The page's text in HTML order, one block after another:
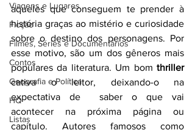
Viagens e Lugares
Ficção
Filmes, Séries e Documentários
Contos
Geografia e Política
HQ
Listas
aqueles que conseguem te prender à
história graças ao mistério e curiosidade
sobre o destino dos personagens. Por
esse motivo, são um dos gêneros mais
populares da literatura. Um bom thriller
cativa o leitor, deixando-o na
expectativa de  saber o que vai
acontecer na próxima página ou